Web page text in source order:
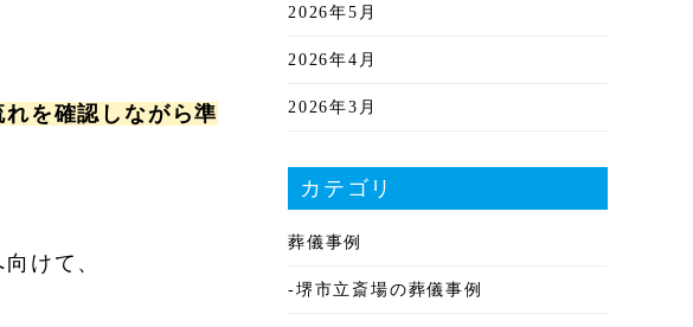
を確認しながら準
けて、
2026年5月
2026年4月
2026年3月
2026年1月
2025年12月
2025年11月
カテゴリ
葬儀事例
-堺市立斎場の葬儀事例